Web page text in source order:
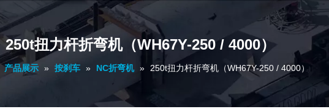
250t扭力杆折弯机（WH67Y-250 / 4000）
产品展示 » 按刹车 » NC折弯机 » 250t扭力杆折弯机（WH67Y-250 / 4000）